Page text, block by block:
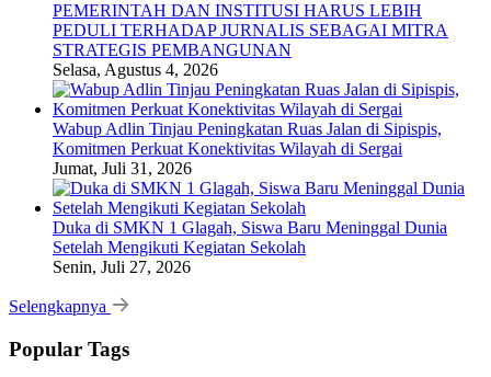
PEMERINTAH DAN INSTITUSI HARUS LEBIH
PEDULI TERHADAP JURNALIS SEBAGAI MITRA
STRATEGIS PEMBANGUNAN
Selasa, Agustus 4, 2026
Wabup Adlin Tinjau Peningkatan Ruas Jalan di Sipispis,
Komitmen Perkuat Konektivitas Wilayah di Sergai
Jumat, Juli 31, 2026
Duka di SMKN 1 Glagah, Siswa Baru Meninggal Dunia
Setelah Mengikuti Kegiatan Sekolah
Senin, Juli 27, 2026
Selengkapnya
Popular Tags